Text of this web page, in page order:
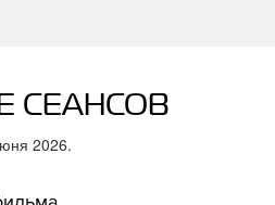
СЕАНСОВ
2026.